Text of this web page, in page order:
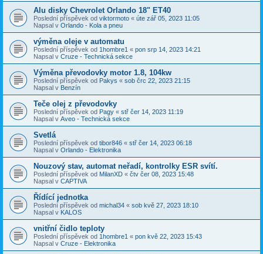
Alu disky Chevrolet Orlando 18" ET40
Poslední příspěvek od viktormoto « úte zář 05, 2023 11:05
Napsal v Orlando - Kola a pneu
výměna oleje v automatu
Poslední příspěvek od 1hombre1 « pon srp 14, 2023 14:21
Napsal v Cruze - Technická sekce
Výměna převodovky motor 1.8, 104kw
Poslední příspěvek od Pakys « sob črc 22, 2023 21:15
Napsal v Benzín
Teče olej z převodovky
Poslední příspěvek od Pagy « stř čer 14, 2023 11:19
Napsal v Aveo - Technická sekce
Svetlá
Poslední příspěvek od tibor846 « stř čer 14, 2023 06:18
Napsal v Orlando - Elektronika
Nouzový stav, automat neřadí, kontrolky ESR svítí.
Poslední příspěvek od MilanXD « čtv čer 08, 2023 15:48
Napsal v CAPTIVA
Řídící jednotka
Poslední příspěvek od michal34 « sob kvě 27, 2023 18:10
Napsal v KALOS
vnitřní čidlo teploty
Poslední příspěvek od 1hombre1 « pon kvě 22, 2023 15:43
Napsal v Cruze - Elektronika